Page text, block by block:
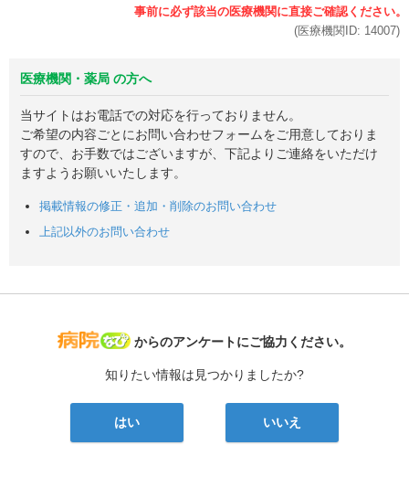
(医療機関ID: 14007)
医療機関・薬局 の方へ
当サイトはお電話での対応を行っておりません。
ご希望の内容ごとにお問い合わせフォームをご用意しておりま
すので、お手数ではございますが、下記よりご連絡をいただけ
ますようお願いいたします。
掲載情報の修正・追加・削除のお問い合わせ
上記以外のお問い合わせ
病院なび
からのアンケートにご協力ください。
知りたい情報は見つかりましたか?
はい いいえ